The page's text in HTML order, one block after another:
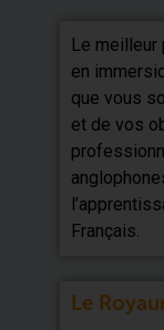
Le meilleur
en
que vous
et de vos
Français.
Le